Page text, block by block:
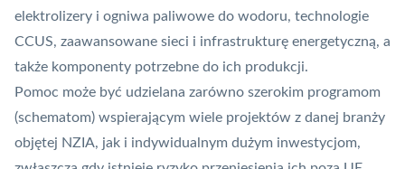
elektrolizery i ogniwa paliwowe do wodoru, technologie
CCUS, zaawansowane sieci i infrastrukturę energetyczną, a
także komponenty potrzebne do ich produkcji.
Pomoc może być udzielana zarówno szerokim programom
(schematom) wspierającym wiele projektów z danej branży
objętej NZIA, jak i indywidualnym dużym inwestycjom,